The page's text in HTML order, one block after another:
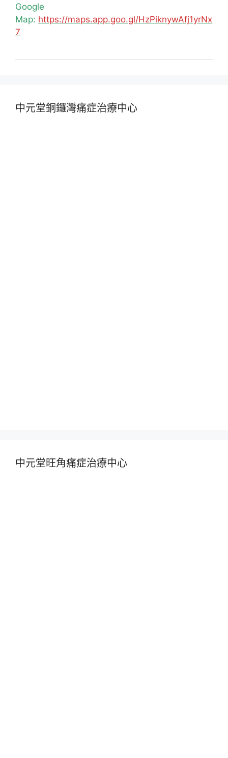
Google
Map: https://maps.app.goo.gl/HzPiknywAfj1yrNx
7
中元堂銅鑼灣痛症治療中心
中元堂旺角痛症治療中心